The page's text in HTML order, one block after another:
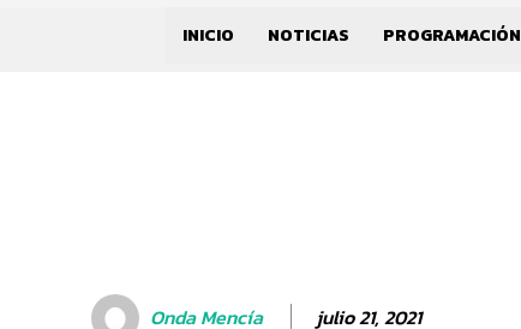
INICIO NOTICIAS PROGRAMACIÓN
Onda Mencía julio 21, 2021